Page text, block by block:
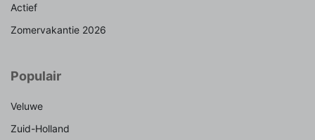
Actief
Zomervakantie 2026
Populair
Veluwe
Zuid-Holland